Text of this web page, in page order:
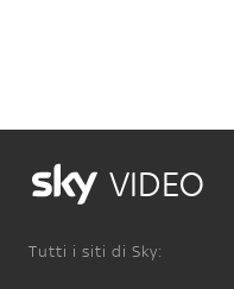
VIDEO
Tutti i siti di Sky: